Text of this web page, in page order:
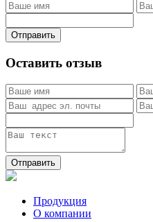
Отправить
Оставить отзыв
Отправить
Продукция
О компании